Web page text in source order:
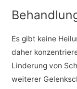
Es gibt keine
daher
Linderung von
weiterer